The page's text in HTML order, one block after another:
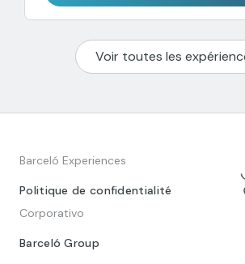
Voir toutes les
Barceló Experiences
Politique de confidentialité
Corporativo
Barceló Group